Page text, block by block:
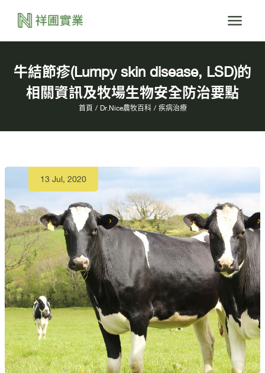
牛結節疹(Lumpy skin disease, LSD)的
相關資訊及牧場生物安全防治要點
首頁 Dr.Nice農牧百科 疾病治療
13 Jul, 2020